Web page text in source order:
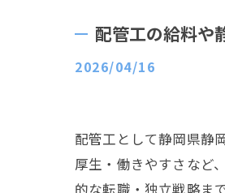
配管工の給料や
2026/04/16
配管工として静岡県静
厚生・働きやすさなど
的な転職・独立戦略ま